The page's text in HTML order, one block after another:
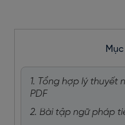
1. Tổng hợp lý thuyết
PDF
2. Bài tập ngữ pháp